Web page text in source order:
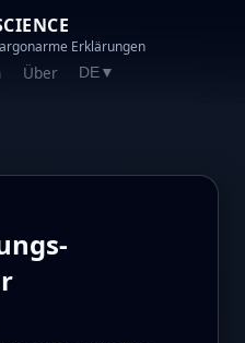
Erklärungen
Über DE▼